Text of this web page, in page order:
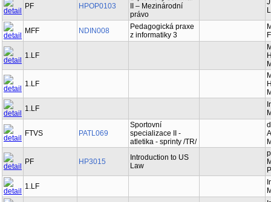
PF HPOP0103
II – Mezinárodní
právo
MFF NDIN008
Pedagogická praxe
z informatiky 3
1.LF
1.LF
1.LF
FTVS PATL069
Sportovní
specializace II -
atletika - sprinty /TR/
PF HP3015
Introduction to US
Law
1.LF